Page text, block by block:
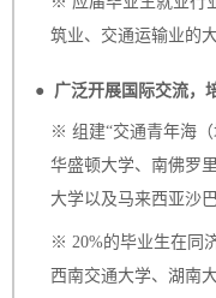
筑业、交通运输业的
● 广泛开展国际交流，
※ 组建“交通青年海（
华盛顿大学、南佛罗
大学以及马来西亚沙
※ 20%的毕业生在同
西南交通大学、湖南